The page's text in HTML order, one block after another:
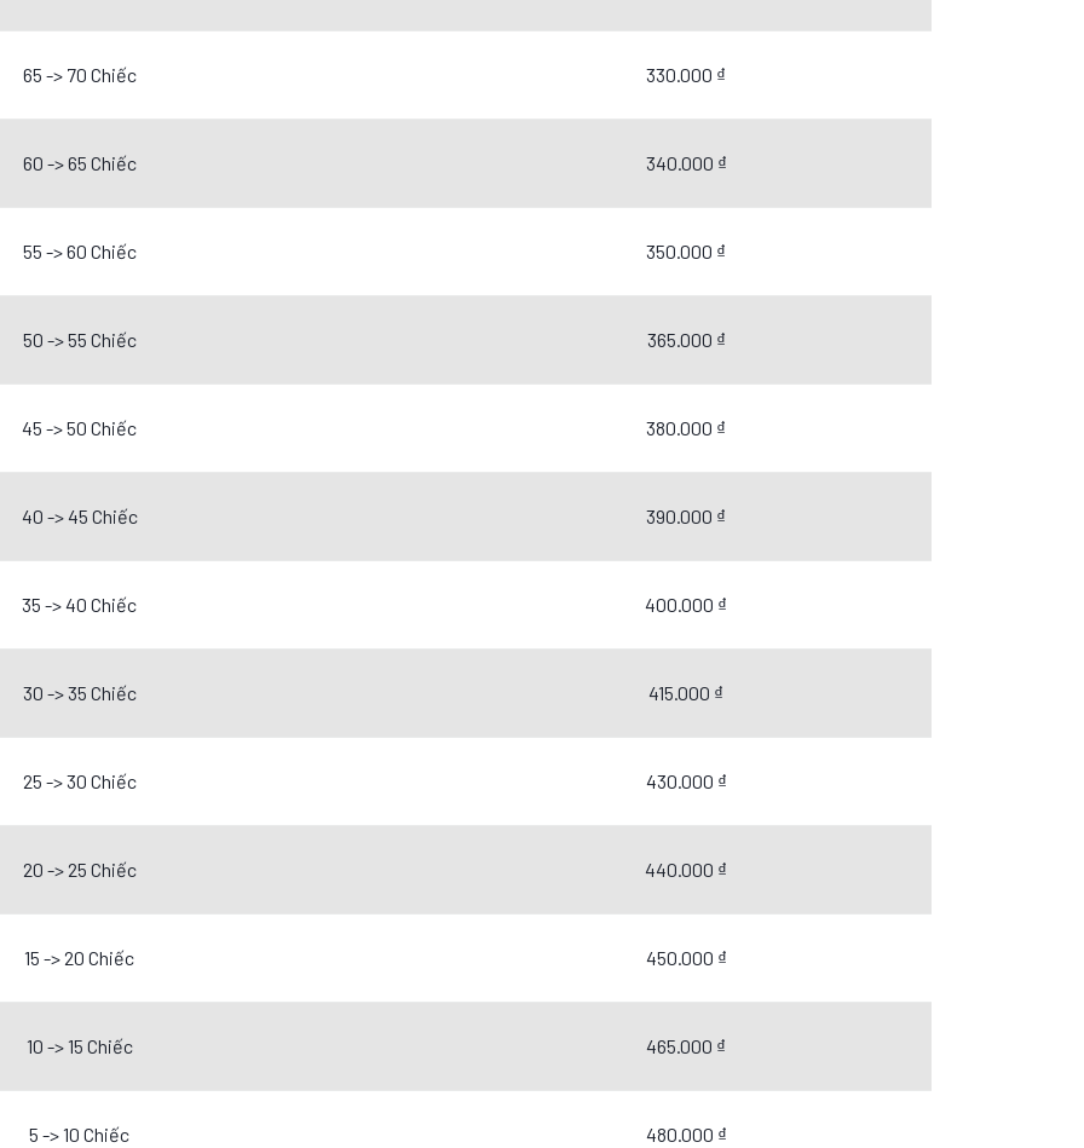
65 -> 70 Chiếc 330.000 ₫
60 -> 65 Chiếc 340.000 ₫
55 -> 60 Chiếc 350.000 ₫
50 -> 55 Chiếc 365.000 ₫
45 -> 50 Chiếc 380.000 ₫
40 -> 45 Chiếc 390.000 ₫
35 -> 40 Chiếc 400.000 ₫
30 -> 35 Chiếc 415.000 ₫
25 -> 30 Chiếc 430.000 ₫
20 -> 25 Chiếc 440.000 ₫
15 -> 20 Chiếc 450.000 ₫
10 -> 15 Chiếc 465.000 ₫
5 -> 10 Chiếc 480.000 ₫